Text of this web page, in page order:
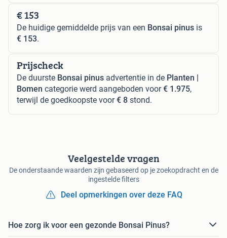
€ 153
De huidige gemiddelde prijs van een Bonsai pinus is
€ 153.
Prijscheck
De duurste Bonsai pinus advertentie in de Planten |
Bomen categorie werd aangeboden voor€ 1.975,
terwijl de goedkoopste voor€ 8 stond.
Veelgestelde vragen
De onderstaande waarden zijn gebaseerd op je zoekopdracht en de
ingestelde filters
Deel opmerkingen over deze FAQ
Hoe zorg ik voor een gezonde Bonsai Pinus?